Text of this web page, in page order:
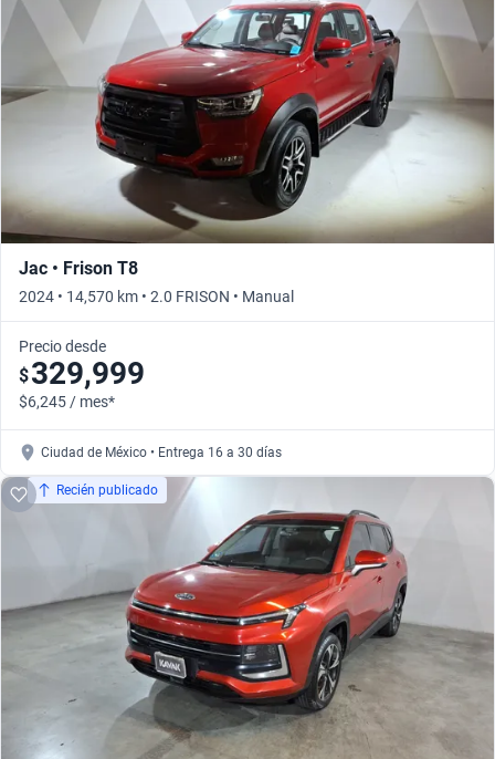
Jac • Frison T8
2024 • 14,570 km • 2.0 FRISON • Manual
Precio desde
$329,999
$6,245 / mes*
Ciudad de México • Entrega 16 a 30 días
Recién publicado